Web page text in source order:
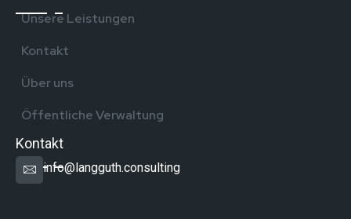
Unsere Leistungen
Kontakt
Über uns
Öffentliche Verwaltung
Kontakt
info@langguth.consulting